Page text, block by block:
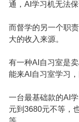
通，AI学习机无法
而督学的另一个职
大的收入来源。
有一种AI自习室是
能来AI自习室学习
一台最基础款的AI
元到3680元不等，